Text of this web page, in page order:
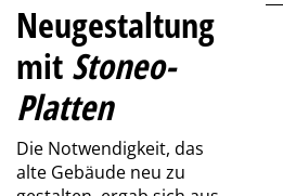
Neugestaltung
mit Stoneo-
Platten
Die Notwendigkeit, das
alte Gebäude neu zu